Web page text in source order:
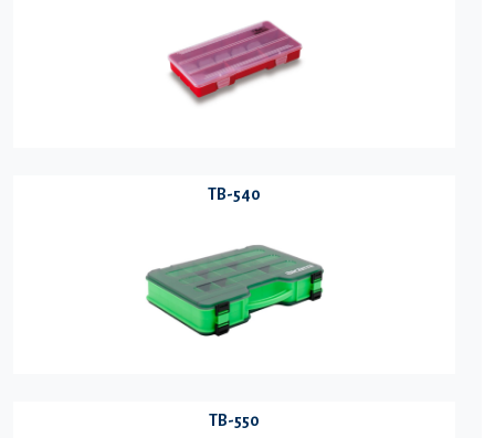
TB-540
TB-550